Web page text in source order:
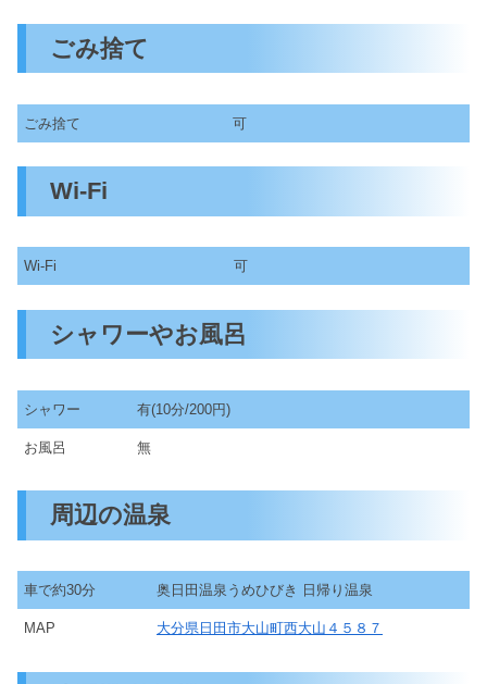
ごみ捨て
ごみ捨て 可
Wi-Fi
Wi-Fi 可
シャワーやお風呂
シャワー 有(10分/200円)
お風呂 無
周辺の温泉
車で約30分 奥日田温泉うめひびき 日帰り温泉
MAP 大分県日田市大山町西大山４５８７